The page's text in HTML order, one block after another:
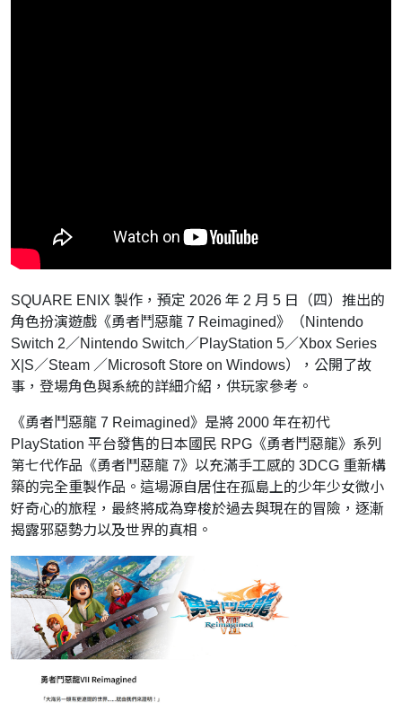
SQUARE ENIX 製作，預定 2026 年 2 月 5 日（四）推出的
角色扮演遊戲《勇者鬥惡龍 7 Reimagined》（Nintendo
Switch 2／Nintendo Switch／PlayStation 5／Xbox Series
X|S／Steam ／Microsoft Store on Windows），公開了故
事，登場角色與系統的詳細介紹，供玩家參考。
《勇者鬥惡龍 7 Reimagined》是將 2000 年在初代
PlayStation 平台發售的日本國民 RPG《勇者鬥惡龍》系列
第七代作品《勇者鬥惡龍 7》以充滿手工感的 3DCG 重新構
築的完全重製作品。這場源自居住在孤島上的少年少女微小
好奇心的旅程，最終將成為穿梭於過去與現在的冒險，逐漸
揭露邪惡勢力以及世界的真相。